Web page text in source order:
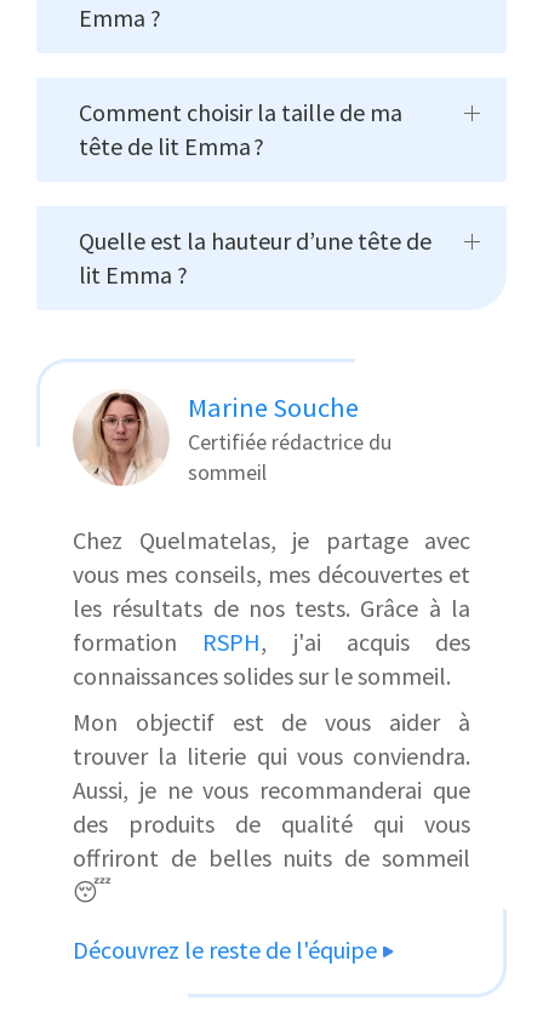
Emma ?
Comment choisir la taille de ma
tête de lit Emma ?
Quelle est la hauteur d’une tête de
lit Emma ?
Marine Souche
Certifiée rédactrice du
sommeil
Chez Quelmatelas, je partage avec
vous mes conseils, mes découvertes et
les résultats de nos tests. Grâce à la
formation RSPH, j'ai acquis des
connaissances solides sur le sommeil.
Mon objectif est de vous aider à
trouver la literie qui vous conviendra.
Aussi, je ne vous recommanderai que
des produits de qualité qui vous
offriront de belles nuits de sommeil
😴
Découvrez le reste de l'équipe